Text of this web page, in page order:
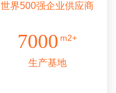
世界500强企业供应商
7000 m2+
生产基地